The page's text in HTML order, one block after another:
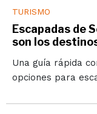
TURISMO
Escapadas de
son los
Una guía rápida
opciones para